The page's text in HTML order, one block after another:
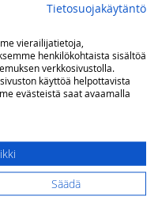
2012 2 kg VP-pullo
ILMAN KAASUA -
Vantaan myymälästä
€ Norm.85,00 €
Tietosuojakäytäntö
vierailijatietoja,
henkilökohtaista sisältöä
verkkosivustolla.
käyttöä helpottavista
evästeistä saat avaamalla
Säädä